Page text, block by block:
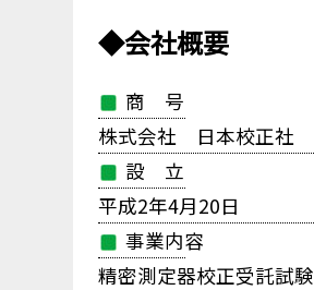
◆会社概要
商 号
株式会社 日本校正社
設 立
平成2年4月20日
事業内容
精密測定器校正受託試験